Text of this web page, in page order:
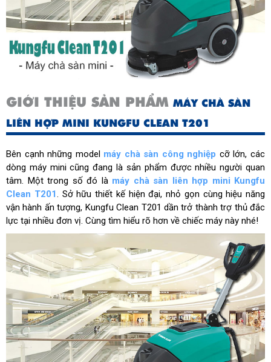
Xuất xứ: Chính hãng
GIỚI THIỆU SẢN PHẨM MÁY CHÀ SÀN
LIÊN HỢP MINI KUNGFU CLEAN T201
Bên cạnh những model máy chà sàn công nghiệp cỡ lớn, các
dòng máy mini cũng đang là sản phẩm được nhiều người quan
tâm. Một trong số đó là máy chà sàn liên hợp mini Kungfu
Clean T201. Sở hữu thiết kế hiện đại, nhỏ gọn cùng hiệu năng
vận hành ấn tượng, Kungfu Clean T201 dần trở thành trợ thủ đắc
lực tại nhiều đơn vị. Cùng tìm hiểu rõ hơn về chiếc máy này nhé!